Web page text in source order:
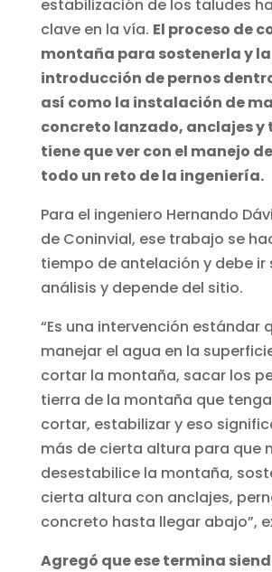
estabilización de los taludes
clave en la vía. El proceso de
montaña para sostenerla y la
introducción de pernos
así como la instalación de
concreto lanzado, anclajes y
tiene que ver con el manejo
todo un reto de la ingeniería.
Para el ingeniero Hernando
de Coninvial, ese trabajo se
tiempo de antelación y debe ir
análisis y depende del sitio.
“Es una intervención estándar
manejar el agua en la
cortar la montaña, sacar los
tierra de la montaña que
cortar, estabilizar y eso
más de cierta altura para que
desestabilice la montaña,
cierta altura con anclajes,
concreto hasta llegar abajo”,
Agregó que ese termina